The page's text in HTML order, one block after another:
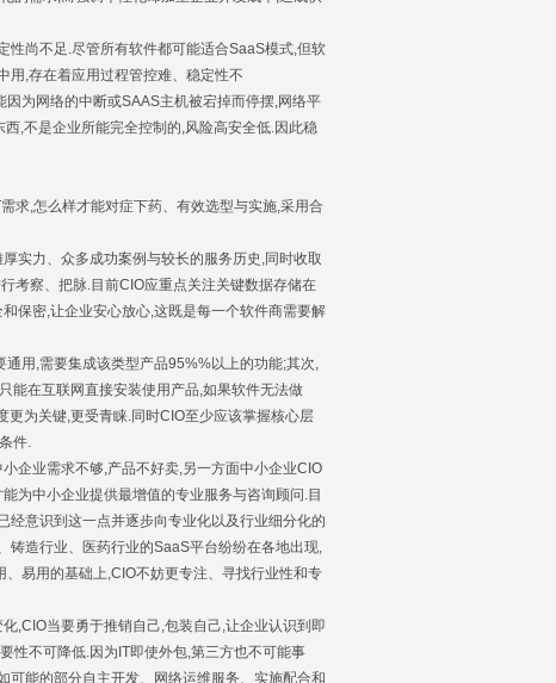
尚不足.尽管所有软件都可能适合SaaS模式,但软
用,存在着应用过程管控难、稳定性不
为网络的中断或SAAS主机被宕掉而停摆,网络平
,不是企业所能完全控制的,风险高安全低.因此稳
,怎么样才能对症下药、有效选型与实施,采用合
力、众多成功案例与较长的服务历史,同时收取
考察、把脉.目前CIO应重点关注关键数据存储在
保密,让企业安心放心,这既是每一个软件商需要解
用,需要集成该类型产品95%%以上的功能;其次,
能在互联网直接安装使用产品,如果软件无法做
为关键,更受青睐.同时CIO至少应该掌握核心层
件.
企业需求不够,产品不好卖,另一方面中小企业CIO
为中小企业提供最增值的专业服务与咨询顾问.目
意识到这一点并逐步向专业化以及行业细分化的
铸造行业、医药行业的SaaS平台纷纷在各地出现,
易用的基础上,CIO不妨更专注、寻找行业性和专
当要勇于推销自己,包装自己,让企业认识到即
性不可降低.因为IT即使外包,第三方也不可能事
可能的部分自主开发、网络运维服务、实施配合和